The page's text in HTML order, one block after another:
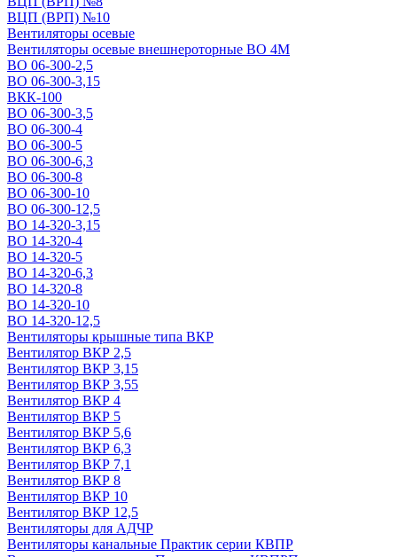
ВЦП (ВРП) №10
Вентиляторы осевые
Вентиляторы осевые внешнероторные ВО 4М
ВО 06-300-2,5
ВО 06-300-3,15
ВКК-100
ВО 06-300-3,5
ВО 06-300-4
ВО 06-300-5
ВО 06-300-6,3
ВО 06-300-8
ВО 06-300-10
ВО 06-300-12,5
ВО 14-320-3,15
ВО 14-320-4
ВО 14-320-5
ВО 14-320-6,3
ВО 14-320-8
ВО 14-320-10
ВО 14-320-12,5
Вентиляторы крышные типа ВКР
Вентилятор ВКР 2,5
Вентилятор ВКР 3,15
Вентилятор ВКР 3,55
Вентилятор ВКР 4
Вентилятор ВКР 5
Вентилятор ВКР 5,6
Вентилятор ВКР 6,3
Вентилятор ВКР 7,1
Вентилятор ВКР 8
Вентилятор ВКР 10
Вентилятор ВКР 12,5
Вентиляторы для АДЧР
Вентиляторы канальные Практик серии КВПР